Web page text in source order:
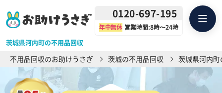
茨城県河内町の不用品回収
0120-697-195
年中無休 営業時間:8時〜24時
不用品回収のお助けうさぎ 茨城の不用品回収 茨城県河内